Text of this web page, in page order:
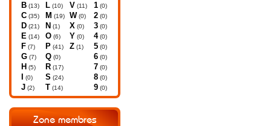
B (13)
C (35)
D (21)
E (14)
F (7)
G (7)
H (5)
(0)
J (2)
L (10)
M (19)
N (1)
O (6)
P (41)
Q (0)
R (17)
S (24)
T (14)
V (11)
W (0)
X (0)
Y (0)
Z (1)
1 (0)
2 (0)
3 (0)
4(0)
5 (0)
6 (0)
7 (0)
8 (0)
9 (0)
Zone membres